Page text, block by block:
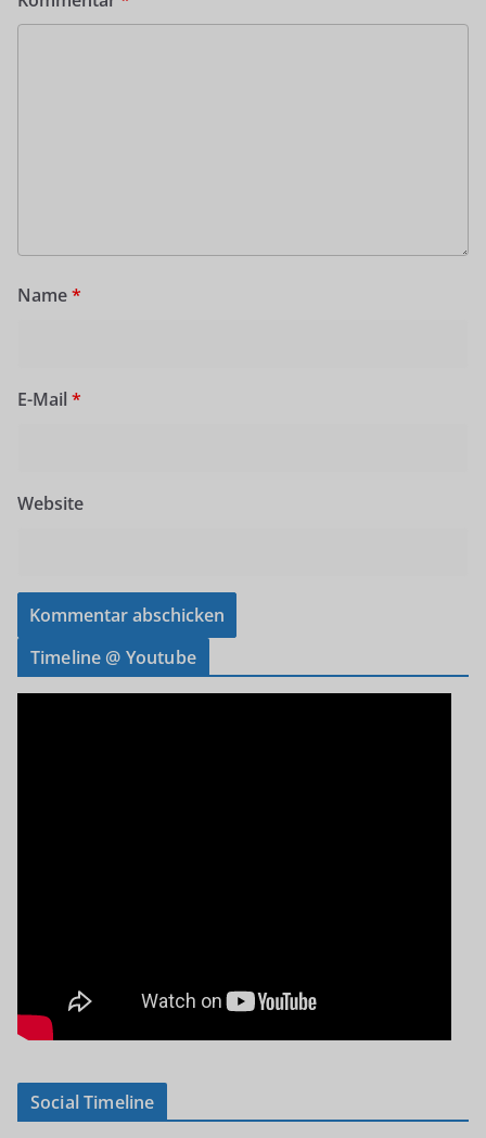
Name*
E-Mail *
Website
Timeline @ Youtube
Social Timeline